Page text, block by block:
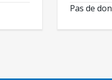
Pas de